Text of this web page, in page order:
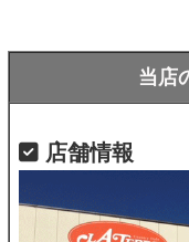
当店
店舗情報